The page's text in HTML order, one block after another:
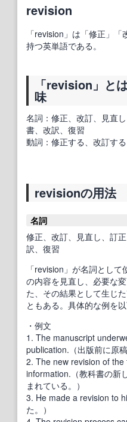
revision
「revision」は「修正」
持つ英単語である。
「revision」と
味
名詞：修正、改訂、見直
書、改訳、復習
動詞：修正する、改訂す
revisionの用法
名詞
修正、改訂、見直し、訂
訳、復習
「revision」が名詞とし
の内容を見直し、必要な
た、その結果として生じ
ともある。具体的な例を以
・例文
1. The manuscript
publication.（出版前に原
2. The new revision of
information.（教科書の新
まれている。）
3. He made a revision to
た。）